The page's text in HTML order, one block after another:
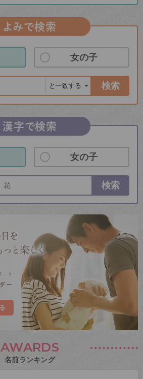
よみで検索
女の子
検索
漢字で検索
女の子
検索
AWARDS
名前ランキング